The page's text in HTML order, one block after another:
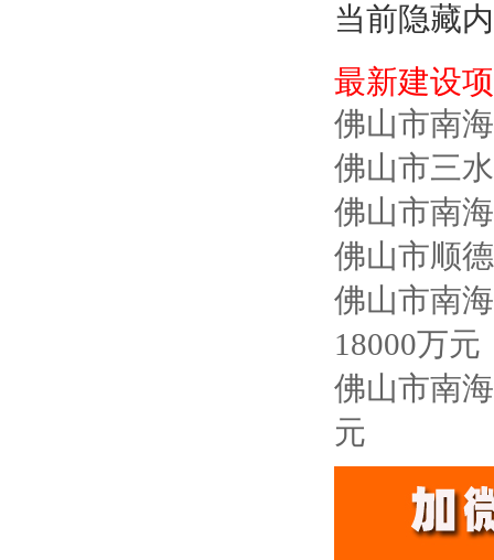
当前隐藏
最新建设
佛山市南
佛山市三
佛山市南
佛山市顺
佛山市南
18000万元
佛山市南
元